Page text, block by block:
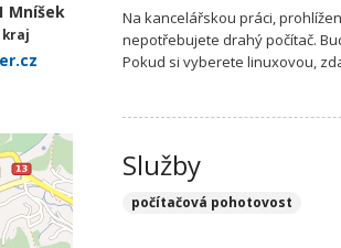
Na kancelářskou práci,
nepotřebujete drahý počítač.
Pokud si vyberete linuxovou,
Služby
počítačová pohotovost
Mníšek
kraj